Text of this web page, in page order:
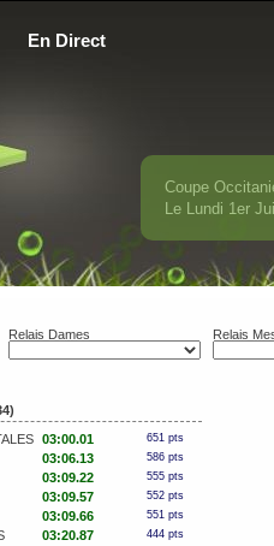
Coupe
Le Lundi 1er
En Direct
Relais Dames Relais
03:00.01 651 pts
03:06.13 586 pts
03:09.22 555 pts
03:09.57 552 pts
03:09.66 551 pts
03:20.87 444 pts